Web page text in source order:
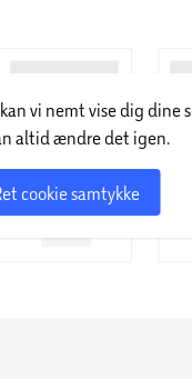
vi nemt vise dig dine
altid ændre det igen.
cookie samtykke